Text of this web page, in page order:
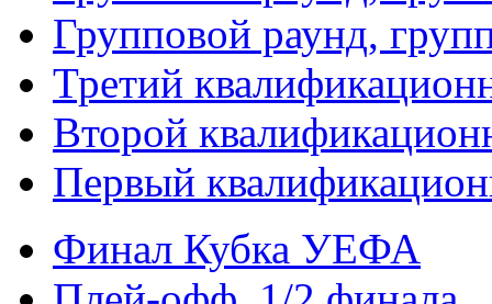
Групповой раунд,
Третий
Второй
Первый
Финал Кубка УЕФА